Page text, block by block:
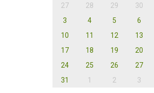
27
28 29 30
3
4 5 6
10
11 12 13
17
18 19 20
24
25 26 27
31
1 2 3